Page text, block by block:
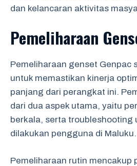
dan kelancaran aktivitas
Pemeliharaan
Pemeliharaan genset Genpac
untuk memastikan kinerja
panjang dari perangkat ini.
dari dua aspek utama, yaitu
berkala, serta troubleshooting
dilakukan pengguna di Maluku.
Pemeliharaan rutin mencakup